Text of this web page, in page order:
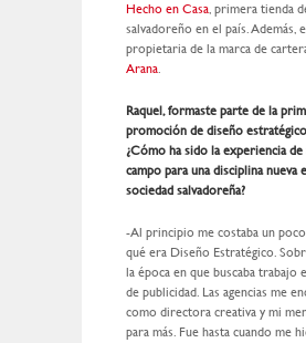
Hecho en Casa, primera tienda
salvadoreño en el país. Además,
propietaria de la marca de
Arana.
Raquel, formaste parte de la
promoción de diseño
¿Cómo ha sido la experiencia
campo para una disciplina nueva
sociedad salvadoreña?
-Al principio me costaba un
qué era Diseño Estratégico.
la época en que buscaba trabajo
de publicidad. Las agencias me
como directora creativa y mi
para más. Fue hasta cuando me